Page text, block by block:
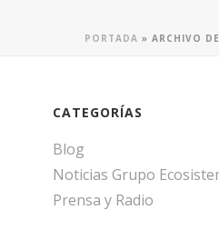
PORTADA » ARCHIVO
CATEGORÍAS
Blog
Noticias Grupo
Prensa y Radio